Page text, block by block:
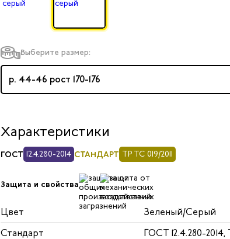
Выберите размер:
р. 44-46 рост 170-176
Характеристики
ГОСТ 12.4.280-2014 СТАНДАРТ ТР ТС 019/2011
Защита и свойства
Цвет
Зеленый/Серый
Стандарт
ГОСТ 12.4.280-2014,